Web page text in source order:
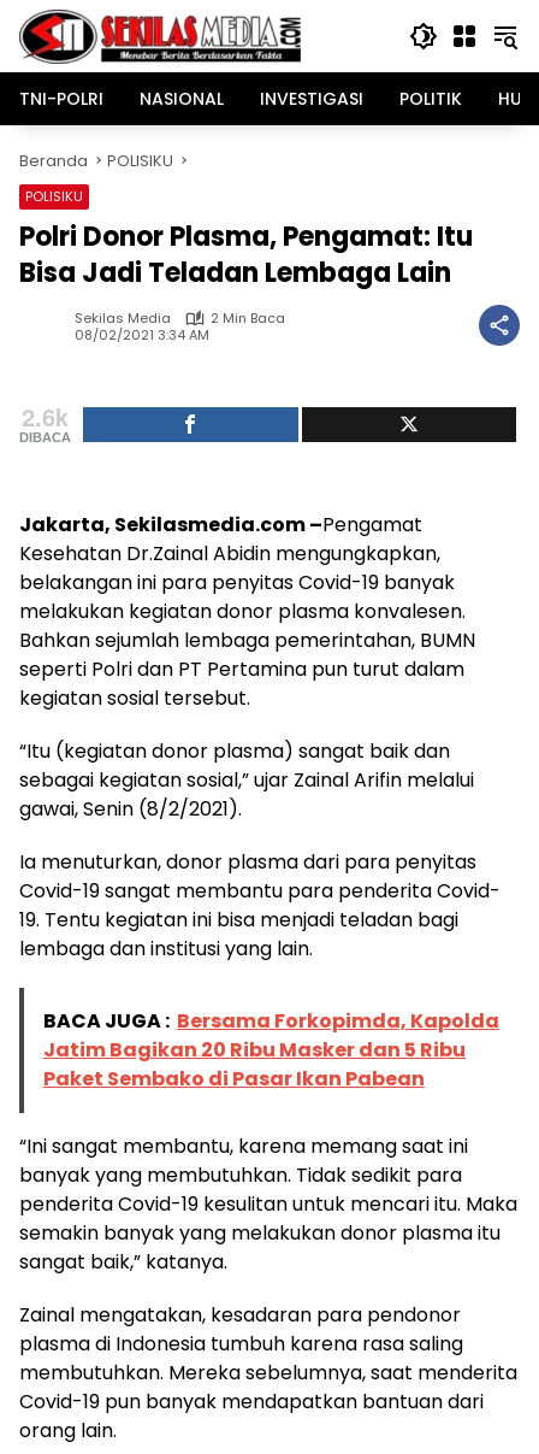
Langsung
konten
TNI-POLRI
NASIONAL INVESTIGASI POLITIK
Beranda POLISIKU
POLISIKU
Polri Donor Plasma, Pengamat: Itu
Bisa Jadi Teladan Lembaga Lain
Sekilas Media
2 Min Baca
08/02/2021 3:34 AM
2.6k
DIBACA
Jakarta, Sekilasmedia.com –Pengamat
Kesehatan Dr.Zainal Abidin mengungkapkan,
belakangan ini para penyitas Covid-19 banyak
melakukan kegiatan donor plasma konvalesen.
Bahkan sejumlah lembaga pemerintahan, BUMN
seperti Polri dan PT Pertamina pun turut dalam
kegiatan sosial tersebut.
“Itu (kegiatan donor plasma) sangat baik dan
sebagai kegiatan sosial,” ujar Zainal Arifin melalui
gawai, Senin (8/2/2021).
Ia menuturkan, donor plasma dari para penyitas
Covid-19 sangat membantu para penderita Covid-
19. Tentu kegiatan ini bisa menjadi teladan bagi
lembaga dan institusi yang lain.
BACA JUGA : Bersama Forkopimda, Kapolda
Jatim Bagikan 20 Ribu Masker dan 5 Ribu
Paket Sembako di Pasar Ikan Pabean
“Ini sangat membantu, karena memang saat ini
banyak yang membutuhkan. Tidak sedikit para
penderita Covid-19 kesulitan untuk mencari itu. Maka
semakin banyak yang melakukan donor plasma itu
sangat baik,” katanya.
Zainal mengatakan, kesadaran para pendonor
plasma di Indonesia tumbuh karena rasa saling
membutuhkan. Mereka sebelumnya, saat menderita
Covid-19 pun banyak mendapatkan bantuan dari
orang lain.